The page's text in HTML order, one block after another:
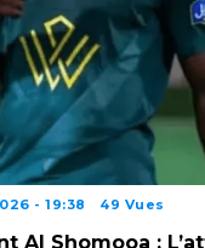
- 19:38 49 Vues
Al Shomooa :